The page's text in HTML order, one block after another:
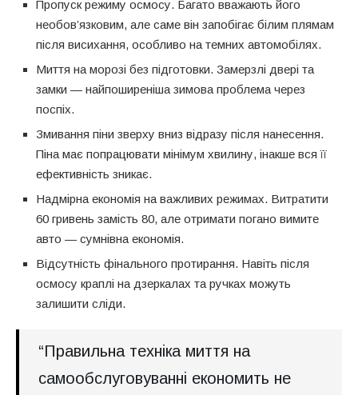
Пропуск режиму осмосу. Багато вважають його
необов’язковим, але саме він запобігає білим плямам
після висихання, особливо на темних автомобілях.
Миття на морозі без підготовки. Замерзлі двері та
замки — найпоширеніша зимова проблема через
поспіх.
Змивання піни зверху вниз відразу після нанесення.
Піна має попрацювати мінімум хвилину, інакше вся її
ефективність зникає.
Надмірна економія на важливих режимах. Витратити
60 гривень замість 80, але отримати погано вимите
авто — сумнівна економія.
Відсутність фінального протирання. Навіть після
осмосу краплі на дзеркалах та ручках можуть
залишити сліди.
“Правильна техніка миття на
самообслуговуванні економить не